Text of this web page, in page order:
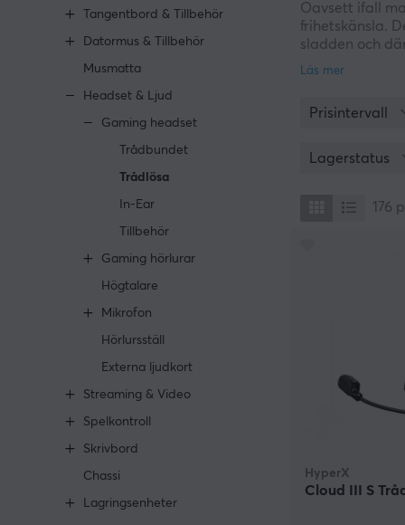
Tangentbord & Tillbehör
Datormus & Tillbehör
Musmatta
Headset & Ljud
Gaming headset
Trådbundet
Trådlösa
In-Ear
Tillbehör
Gaming hörlurar
Högtalare
Mikrofon
Hörlursställ
Externa ljudkort
Streaming & Video
Spelkontroll
Skrivbord
Chassi
Lagringsenheter
Oavsett ifall
frihetskänsla.
sladden och
hämta snacks
Vi på
till exempel
Prisintervall
Lagerstatus
176
HyperX
Cloud III S